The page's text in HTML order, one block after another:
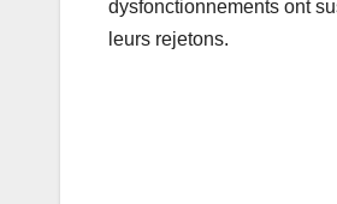
dysfonctionnements ont
leurs rejetons.